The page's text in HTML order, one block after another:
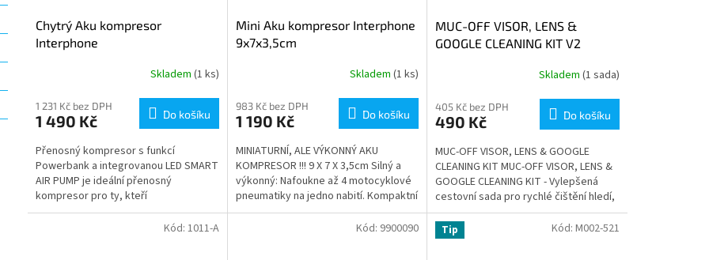
Chytrý Aku kompresor
Interphone
Skladem (1 ks)
1 231 Kč bez DPH
1 490 Kč Do košíku
Přenosný kompresor s funkcí
Powerbank a integrovanou LED SMART
AIR PUMP je ideální přenosný
kompresor pro ty, kteří
hledají výkonný, kompaktní a
Mini Aku kompresor Interphone
9x7x3,5cm
Skladem(1 ks)
983 Kč bez DPH
1 190 Kč Do košíku
MINIATURNÍ, ALE VÝKONNÝ AKU
KOMPRESOR !!! 9 X 7 X 3,5cm Silný a
výkonný: Nafoukne až 4 motocyklové
pneumatiky na jedno nabití. Kompaktní
design: Díky svým kapesním
MUC-OFF VISOR, LENS &
GOOGLE CLEANING KIT V2
Skladem (1 sada)
405 Kč bez DPH
490 Kč Do košíku
MUC-OFF VISOR, LENS & GOOGLE
CLEANING KIT MUC-OFF VISOR, LENS &
GOOGLE CLEANING KIT - Vylepšená
cestovní sada pro rychlé čištění hledí,
plexi, brýlí atd. Kdekoliv na...
Kód: 1011-A Kód: 9900090 Tip Kód: M002-521